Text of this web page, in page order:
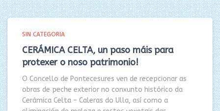
SIN CATEGORIA
CERÁMICA CELTA, un paso máis para
protexer o noso patrimonio!
O Concello de Pontecesures ven de recepcionar as
obras de peche exterior no conxunto histórico da
Cerámica Celta – Caleras do Ulla, así como a